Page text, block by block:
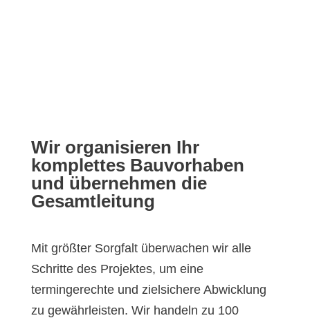
Wir organisieren Ihr
komplettes Bauvorhaben
und übernehmen die
Gesamtleitung
Mit größter Sorgfalt überwachen wir alle
Schritte des Projektes, um eine
termingerechte und zielsichere Abwicklung
zu gewährleisten. Wir handeln zu 100